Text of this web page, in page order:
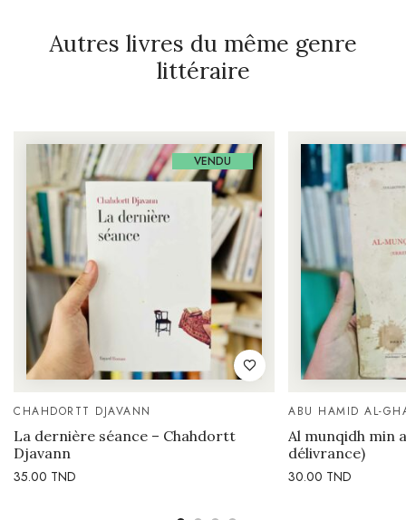
Autres livres du même genre
littéraire
VENDU
CHAHDORTT DJAVANN
La dernière séance – Chahdortt
Djavann
35.00 TND
ABU HAMID AL-
Al munqidh min
délivrance)
30.00 TND